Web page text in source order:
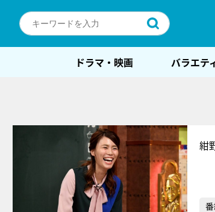
ドラマ・映画 バラエテ
紺